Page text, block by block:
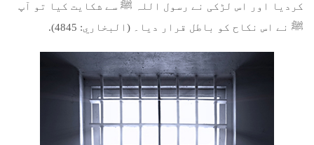
کردیا اور اس لڑکی نے رسول اللہ ﷺ سے شکایت کیا تو آپ
ﷺ نے اس نکاح کو باطل قرار دیا۔ (البخاري: 4845).